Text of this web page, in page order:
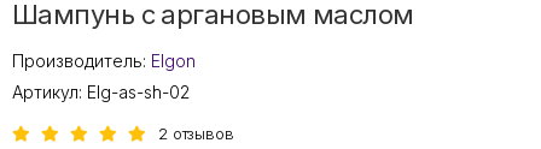
Шампунь с аргановым маслом
Производитель: Elgon
Артикул: Elg-as-sh-02
2 отзывов